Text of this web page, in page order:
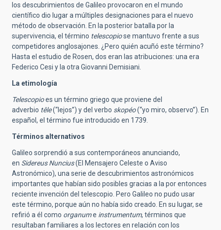
los descubrimientos de Galileo provocaron en el mundo
científico dio lugar a múltiples designaciones para el nuevo
método de observación. En la posterior batalla por la
supervivencia, el término telescopiose mantuvo frente a sus
competidores anglosajones. ¿Pero quién acuñó este término?
Hasta el estudio de Rosen, dos eran las atribuciones: una era
Federico Cesi y la otra Giovanni Demisiani.
La etimología
Telescopioes un término griego que proviene del
adverbio têle(“lejos”) y del verbo skopéo(“yo miro, observo”). En
español, el término fue introducido en 1739.
Términos alternativos
Galileo sorprendió a sus contemporáneos anunciando,
en Sidereus Nuncius(El Mensajero Celeste o Aviso
Astronómico), una serie de descubrimientos astronómicos
importantes que habían sido posibles gracias a la por entonces
reciente invención del telescopio. Pero Galileo no pudo usar
este término, porque aún no había sido creado. En su lugar, se
refirió a él como organume instrumentum, términos que
resultaban familiares a los lectores en relación con los